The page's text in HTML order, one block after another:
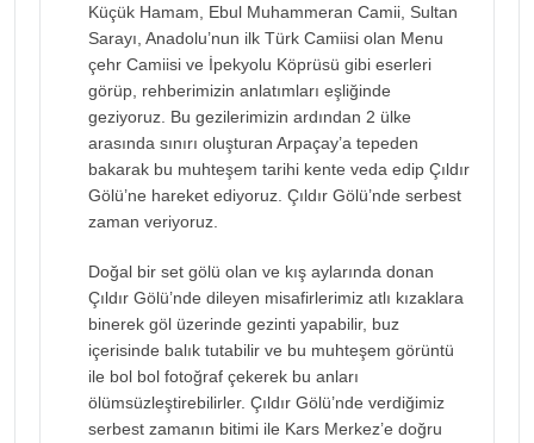
Küçük Hamam, Ebul Muhammeran Camii, Sultan
Sarayı, Anadolu’nun ilk Türk Camiisi olan Menu
çehr Camiisi ve İpekyolu Köprüsü gibi eserleri
görüp, rehberimizin anlatımları eşliğinde
geziyoruz. Bu gezilerimizin ardından 2 ülke
arasında sınırı oluşturan Arpaçay’a tepeden
bakarak bu muhteşem tarihi kente veda edip Çıldır
Gölü’ne hareket ediyoruz. Çıldır Gölü’nde serbest
zaman veriyoruz.
Doğal bir set gölü olan ve kış aylarında donan
Çıldır Gölü’nde dileyen misafirlerimiz atlı kızaklara
binerek göl üzerinde gezinti yapabilir, buz
içerisinde balık tutabilir ve bu muhteşem görüntü
ile bol bol fotoğraf çekerek bu anları
ölümsüzleştirebilirler. Çıldır Gölü’nde verdiğimiz
serbest zamanın bitimi ile Kars Merkez’e doğru